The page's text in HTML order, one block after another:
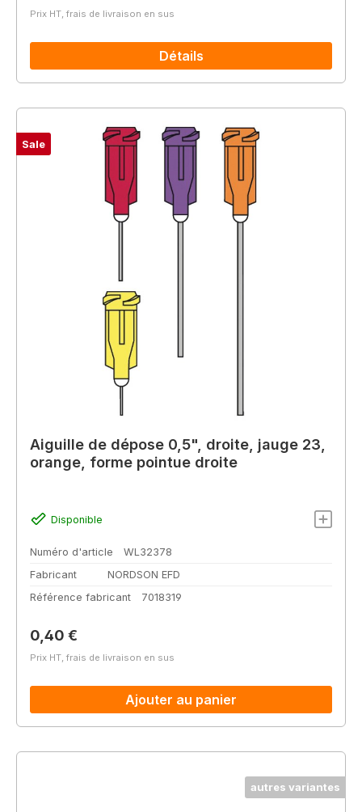
Prix HT, frais de livraison en sus
Détails
Sale
Aiguille de dépose 0,5", droite, jauge 23,
orange, forme pointue droite
Disponible
Numéro d'article
WL32378
Fabricant
NORDSON EFD
Référence fabricant
7018319
Prix régulier :
0,40 €
Prix HT, frais de livraison en sus
Ajouter au panier
autres variantes